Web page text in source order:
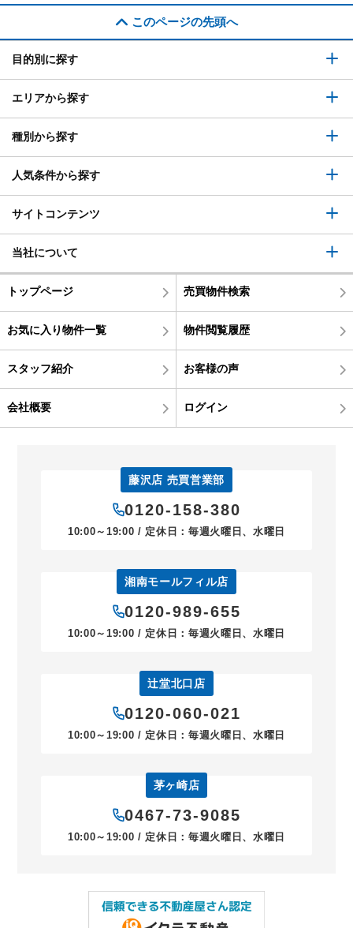
このページの先頭へ
目的別に探す
エリアから探す
種別から探す
人気条件から探す
サイトコンテンツ
当社について
トップページ 売買物件検索
お気に入り物件一覧 物件閲覧履歴
スタッフ紹介 お客様の声
会社概要 ログイン
藤沢店 売買営業部
0120-158-380
10:00～19:00 / 定休日：毎週火曜日、水曜日
湘南モールフィル店
0120-989-655
10:00～19:00 / 定休日：毎週火曜日、水曜日
辻堂北口店
0120-060-021
10:00～19:00 / 定休日：毎週火曜日、水曜日
茅ヶ崎店
0467-73-9085
10:00～19:00 / 定休日：毎週火曜日、水曜日